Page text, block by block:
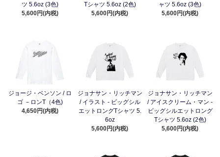
ツ 5.6oz (3色)
5,600円(内税)
Tシャツ 5.6oz (2色)
5,600円(内税)
ャツ 5.6oz (3色)
5,600円(内税)
ジョージ・ベンソン / ロ
ゴ －ロンT（4色)
4,650円(内税)
ジョナサン・リッチマン
/ イラスト - ビッグシル
エットロングTシャツ 5.
6oz
5,600円(内税)
ジョナサン・リッチマン
/ アイスクリーム・マン -
ビッグシルエットロング
Tシャツ 5.6oz (2色)
5,600円(内税)